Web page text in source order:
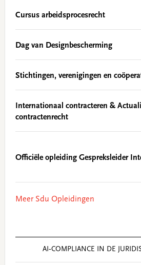
Cursus arbeidsprocesrecht
Dag van Designbescherming
Stichtingen, verenigingen en
Internationaal contracteren &
contractenrecht
Officiële opleiding Gespreksleider
Meer Sdu Opleidingen
AI‑COMPLIANCE IN DE